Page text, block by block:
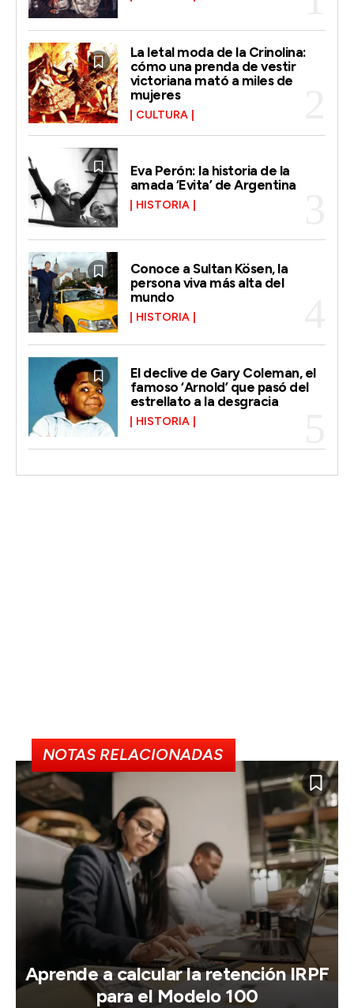
La letal moda de la Crinolina:
cómo una prenda de vestir
victoriana mató a miles de
mujeres
CULTURA
Eva Perón: la historia de la
amada ‘Evita’ de Argentina
HISTORIA
Conoce a Sultan Kösen, la
persona viva más alta del
mundo
HISTORIA
El declive de Gary Coleman, el
famoso ‘Arnold’ que pasó del
estrellato a la desgracia
HISTORIA
NOTAS RELACIONADAS
Aprende a calcular la retención IRPF
para el Modelo 100